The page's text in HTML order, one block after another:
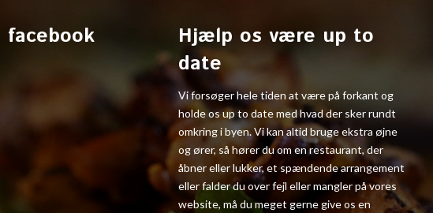
facebook
Hjælp os være up to
date
Vi forsøger hele tiden at være på forkant og
holde os up to date med hvad der sker rundt
omkring i byen. Vi kan altid bruge ekstra øjne
og ører, så hører du om en restaurant, der
åbner eller lukker, et spændende arrangement
eller falder du over fejl eller mangler på vores
website, må du meget gerne give os en